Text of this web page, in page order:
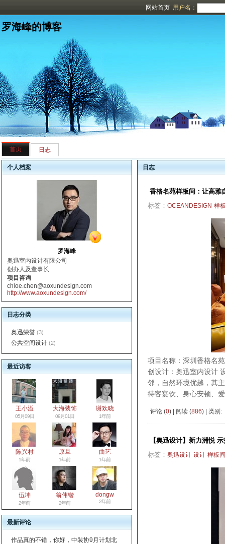
网站首页 用户名：
罗海峰的博客
首页 日志
个人档案
罗海峰
奥迅室内设计有限公司
创办人及董事长
项目咨询
chloe.chen@aoxundesign.com
http://www.aoxundesign.com/
日志分类
奥迅荣誉 (3)
公共空间设计 (2)
最近访客
王小溢
05月09日
大海装饰
09月01日
谢欢晓
1年前
陈兴村
1年前
原旦
1年前
曲艺
1年前
伍坤
2年前
翁伟锴
2年前
dongw
2年前
最新评论
作品真的不错，你好，中装协9月计划北
日志
香格名苑样板间：让高雅
标签： OCEANDESIGN 样
项目名称：深圳香格名
创设计：奥迅室内设计
邻，自然环境优越，其
待客宴饮、身心安顿、
评论 (0) | 阅读 (886) | 类别:
【奥迅设计】新力洲悦
标签： 奥迅设计 设计 样板间